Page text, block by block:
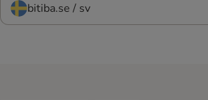
bitiba.se / sv